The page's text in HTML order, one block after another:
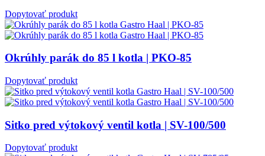
Dopytovať produkt
Okrúhly parák do 85 l kotla | PKO-85
Dopytovať produkt
Sitko pred výtokový ventil kotla | SV-100/500
Dopytovať produkt